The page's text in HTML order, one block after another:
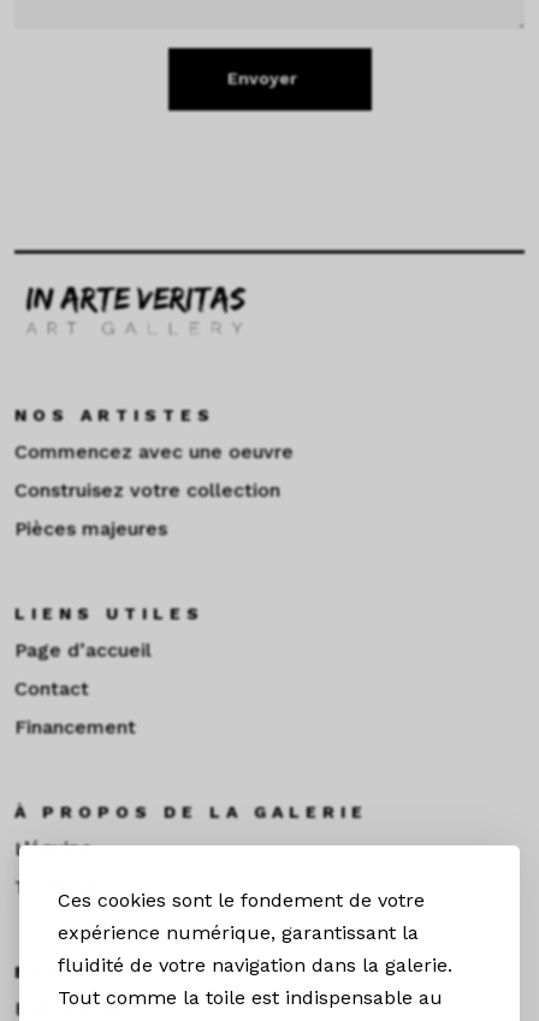
Ces cookies sont le fondement de votre
expérience numérique, garantissant la
fluidité de votre navigation dans la galerie.
Tout comme la toile est indispensable au
Envoyer
NOS ARTISTES
Commencez avec une oeuvre
Construisez votre collection
Pièces majeures
LIENS UTILES
Page d’accueil
Contact
Financement
À PROPOS DE LA GALERIE
L’équipe
Toulouse
EXPOS & ACTUS
Expositions